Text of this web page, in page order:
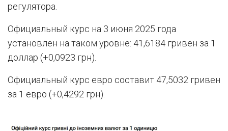
регулятора.
Официальный курс на 3 июня 2025 года
установлен на таком уровне: 41,6184 гривен за 1
доллар (+0,0923 грн).
Официальный курс евро составит 47,5032 гривен
за 1 евро (+0,4292 грн).